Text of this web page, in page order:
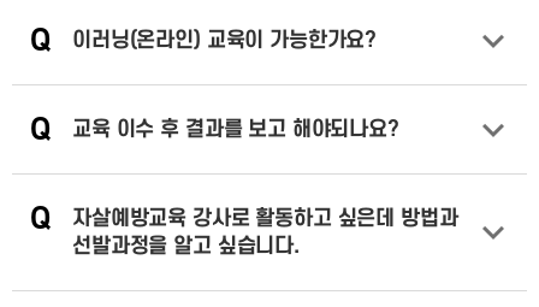
Q 이러닝(온라인) 교육이 가능한가요?
Q 교육 이수 후 결과를 보고 해야되나요?
Q
자살예방교육 강사로 활동하고 싶은데 방법과
선발과정을 알고 싶습니다.